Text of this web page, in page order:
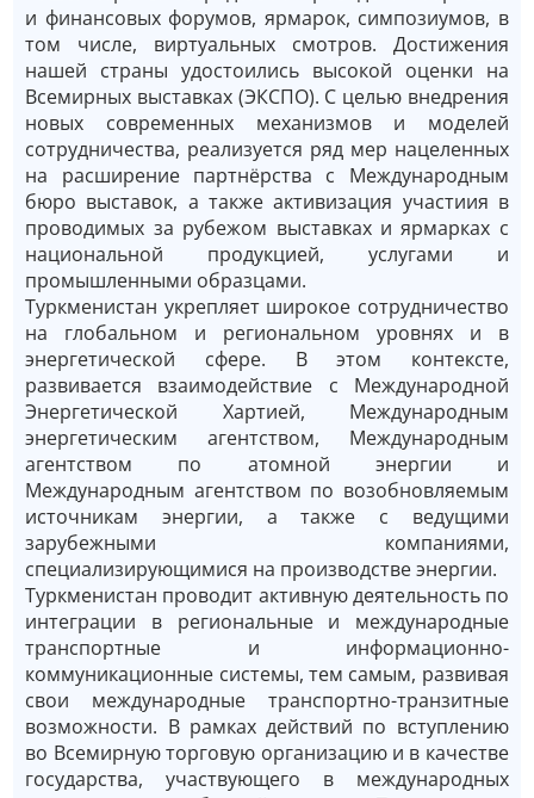
и финансовых форумов, ярмарок, симпозиумов, в
том числе, виртуальных смотров. Достижения
нашей страны удостоились высокой оценки на
Всемирных выставках (ЭКСПО). С целью внедрения
новых современных механизмов и моделей
сотрудничества, реализуется ряд мер нацеленных
на расширение партнёрства с Международным
бюро выставок, а также активизация участиия в
проводимых за рубежом выставках и ярмарках с
национальной продукцией, услугами и
промышленными образцами.
Туркменистан укрепляет широкое сотрудничество
на глобальном и региональном уровнях и в
энергетической сфере. В этом контексте,
развивается взаимодействие с Международной
Энергетической Хартией, Международным
энергетическим агентством, Международным
агентством по атомной энергии и
Международным агентством по возобновляемым
источникам энергии, а также с ведущими
зарубежными компаниями,
специализирующимися на производстве энергии.
Туркменистан проводит активную деятельность по
интеграции в региональные и международные
транспортные и информационно-
коммуникационные системы, тем самым, развивая
свои международные транспортно-транзитные
возможности. В рамках действий по вступлению
во Всемирную торговую организацию и в качестве
государства, участвующего в международных